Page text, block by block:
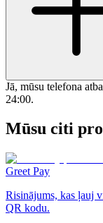
Jā, mūsu telefona
24:00.
Mūsu citi
Greet Pay
Risinājums, kas ļauj
QR kodu.